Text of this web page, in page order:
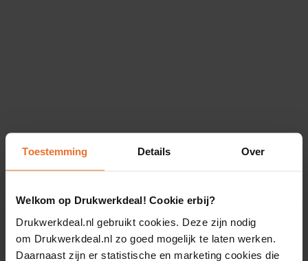
Toestemming Details Over
Welkom op Drukwerkdeal! Cookie erbij?
Drukwerkdeal.nl gebruikt cookies. Deze zijn nodig
om Drukwerkdeal.nl zo goed mogelijk te laten werken.
Daarnaast zijn er statistische en marketing cookies die